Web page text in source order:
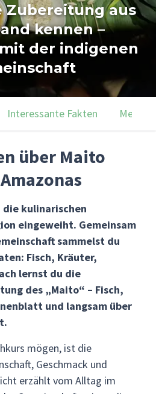
aus
kennen –
der indigenen
Interessante Fakten
über Maito
die kulinarischen
eingeweiht. Gemeinsam
sammelst du
Fisch, Kräuter,
lernst du die
des „Maito“ – Fisch,
und langsam über
mögen, ist die
Geschmack und
erzählt vom Alltag im